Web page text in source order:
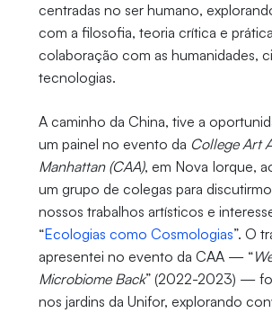
centradas no ser humano,
com a filosofia, teoria crítica e
colaboração com as humanidades,
tecnologias.
A caminho da China, tive a
um painel no evento da College Art
Manhattan (CAA), em Nova Iorque,
um grupo de colegas para
nossos trabalhos artísticos e
“Ecologias como Cosmologias”. O
apresentei no evento da CAA — “
Microbiome Back” (2022-2023) —
nos jardins da Unifor, explorando